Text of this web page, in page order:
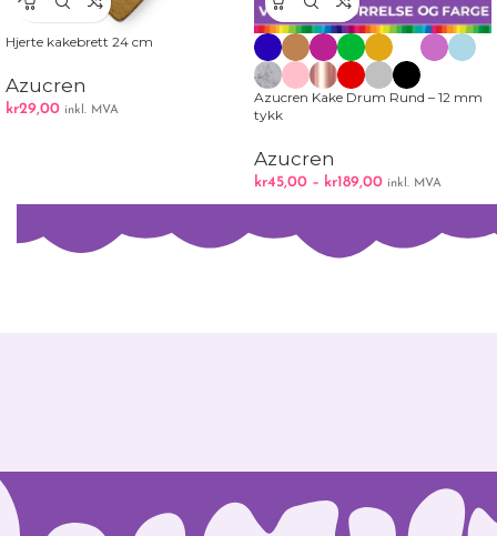
Hjerte kakebrett 24 cm
Azucren
kr29,00 inkl. MVA
Azucren Kake Drum Rund – 12 mm
tykk
Azucren
kr45,00 – kr189,00 inkl. MVA